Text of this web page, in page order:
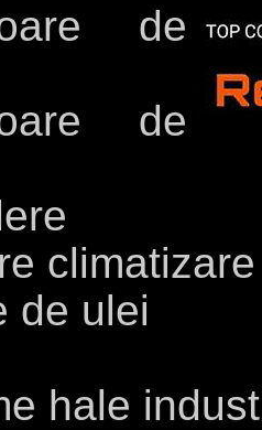
de
de
climatizare
de ulei
hale